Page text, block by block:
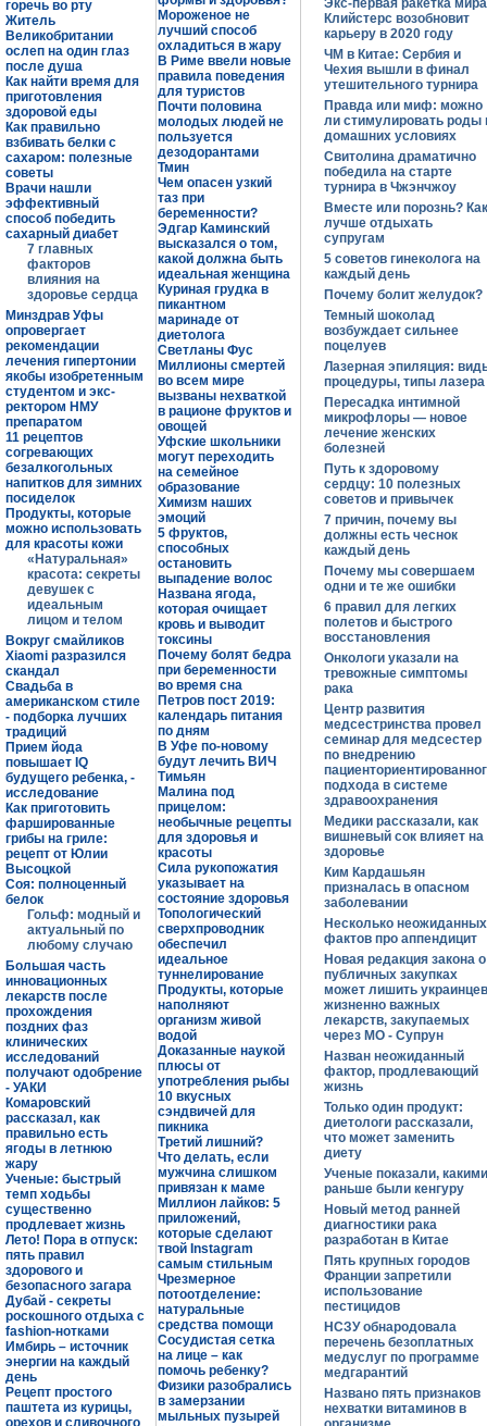
Экс-первая ракетка мира
Клийстерс возобновит
карьеру в 2020 году
ЧМ в Китае: Сербия и
Чехия вышли в финал
утешительного турнира
Правда или миф: можно
ли стимулировать роды
домашних условиях
Свитолина драматично
победила на старте
турнира в Чжэнчжоу
Вместе или порознь? Как
лучше отдыхать
супругам
5 советов гинеколога на
каждый день
Почему болит желудок?
Темный шоколад
возбуждает сильнее
поцелуев
Лазерная эпиляция:
процедуры, типы лазера
Пересадка интимной
микрофлоры — новое
лечение женских
болезней
Путь к здоровому
сердцу: 10 полезных
советов и привычек
7 причин, почему вы
должны есть чеснок
каждый день
Почему мы совершаем
одни и те же ошибки
6 правил для легких
полетов и быстрого
восстановления
Онкологи указали на
тревожные симптомы
рака
Центр развития
медсестринства провел
семинар для медсестер
по внедрению
подхода в системе
здравоохранения
Медики рассказали, как
вишневый сок влияет на
здоровье
Ким Кардашьян
призналась в опасном
заболевании
Несколько неожиданных
фактов про аппендицит
Новая редакция закона о
публичных закупках
может лишить украинцев
жизненно важных
лекарств, закупаемых
через МО - Супрун
Назван неожиданный
фактор, продлевающий
жизнь
Только один продукт:
диетологи рассказали,
что может заменить
диету
Ученые показали, какими
раньше были кенгуру
Новый метод ранней
диагностики рака
разработан в Китае
Пять крупных городов
Франции запретили
использование
пестицидов
НСЗУ обнародовала
перечень безоплатных
медуслуг по программе
медгарантий
Названо пять признаков
нехватки витаминов в
горечь во рту
Житель
Великобритании
ослеп на один глаз
после душа
Как найти время для
приготовления
здоровой еды
Как правильно
взбивать белки с
сахаром: полезные
советы
Врачи нашли
эффективный
способ победить
сахарный диабет
7 главных
факторов
влияния на
здоровье сердца
Минздрав Уфы
опровергает
рекомендации
лечения гипертонии
якобы изобретенным
студентом и экс-
ректором НМУ
препаратом
11 рецептов
согревающих
безалкогольных
напитков для зимних
посиделок
Продукты, которые
можно использовать
для красоты кожи
«Натуральная»
красота: секреты
девушек с
идеальным
лицом и телом
Вокруг смайликов
Xiaomi разразился
скандал
Свадьба в
американском стиле
- подборка лучших
традиций
Прием йода
повышает IQ
будущего ребенка, -
исследование
Как приготовить
фаршированные
грибы на гриле:
рецепт от Юлии
Высоцкой
Соя: полноценный
белок
Гольф: модный и
актуальный по
любому случаю
Большая часть
инновационных
лекарств после
прохождения
поздних фаз
клинических
исследований
получают одобрение
- УАКИ
Комаровский
рассказал, как
правильно есть
ягоды в летнюю
жару
Ученые: быстрый
темп ходьбы
существенно
продлевает жизнь
Лето! Пора в отпуск:
пять правил
здорового и
безопасного загара
Дубай - секреты
роскошного отдыха с
fashion-нотками
Имбирь – источник
энергии на каждый
день
Рецепт простого
паштета из курицы,
орехов и сливочного
Мороженое не
лучший способ
охладиться в жару
В Риме ввели новые
правила поведения
для туристов
Почти половина
молодых людей не
пользуется
дезодорантами
Тмин
Чем опасен узкий
таз при
беременности?
Эдгар Каминский
высказался о том,
какой должна быть
идеальная женщина
Куриная грудка в
пикантном
маринаде от
диетолога
Светланы Фус
Миллионы смертей
во всем мире
вызваны нехваткой
в рационе фруктов и
овощей
Уфские школьники
могут переходить
на семейное
образование
Химизм наших
эмоций
5 фруктов,
способных
остановить
выпадение волос
Названа ягода,
которая очищает
кровь и выводит
токсины
Почему болят бедра
при беременности
во время сна
Петров пост 2019:
календарь питания
по дням
В Уфе по-новому
будут лечить ВИЧ
Тимьян
Малина под
прицелом:
необычные рецепты
для здоровья и
красоты
Сила рукопожатия
указывает на
состояние здоровья
Топологический
сверхпроводник
обеспечил
идеальное
туннелирование
Продукты, которые
наполняют
организм живой
водой
Доказанные наукой
плюсы от
употребления рыбы
10 вкусных
сэндвичей для
пикника
Третий лишний?
Что делать, если
мужчина слишком
привязан к маме
Миллион лайков: 5
приложений,
которые сделают
твой Instagram
самым стильным
Чрезмерное
потоотделение:
натуральные
средства помощи
Сосудистая сетка
на лице – как
помочь ребенку?
Физики разобрались
в замерзании
мыльных пузырей